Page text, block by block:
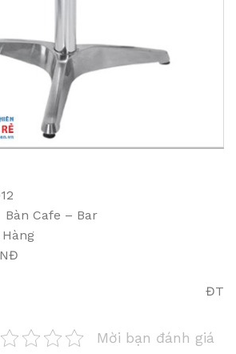
Cafe – Bar
ĐT
Mời bạn đánh giá